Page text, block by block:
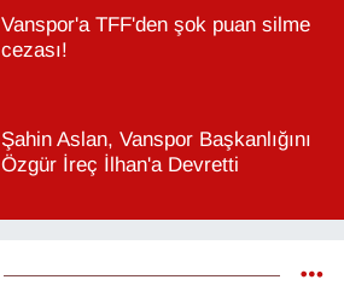
Vanspor'a TFF'den şok puan silme
cezası!
Şahin Aslan, Vanspor Başkanlığını
Özgür İreç İlhan'a Devretti